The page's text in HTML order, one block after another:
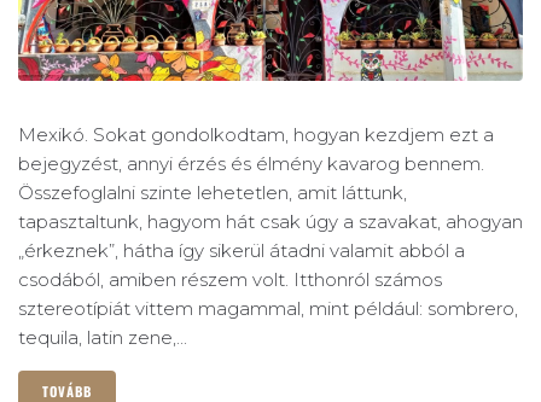
Mexikó. Sokat gondolkodtam, hogyan kezdjem ezt a
bejegyzést, annyi érzés és élmény kavarog bennem.
Összefoglalni szinte lehetetlen, amit láttunk,
tapasztaltunk, hagyom hát csak úgy a szavakat, ahogyan
„érkeznek”, hátha így sikerül átadni valamit abból a
csodából, amiben részem volt. Itthonról számos
sztereotípiát vittem magammal, mint például: sombrero,
tequila, latin zene,...
TOVÁBB